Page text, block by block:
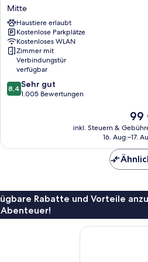
Tulip
Kassel
Hotel
Reiss
Mitte
Mitte
Haustiere erlaubt
Kostenlose Parkplätze
Kostenloses WLAN
Zimmer mit
Verbindungstür
verfügbar
8.4
von
Bewertungen
8,4 Sehr gut
1.005 Bewertungen
Der
Preis
99
inkl. Steuern &
16. Aug.–17.
Rabatte und Vorteile